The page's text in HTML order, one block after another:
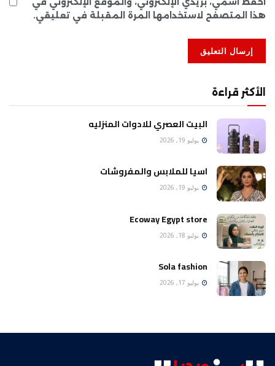
هذا المتصفح لاستخدامها المرة المقبلة في تعليقي.
الأكثر قراءة
البيت العصري للادوات المنزليه
يوليو 19, 2026
اسيا للملابس والمفروشات
يوليو 19, 2026
Ecoway Egypt store
يوليو 18, 2026
Sola fashion
يوليو 17, 2026